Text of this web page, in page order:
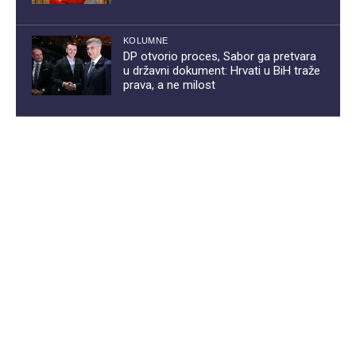
KOLUMNE
DP otvorio proces, Sabor ga pretvara
u državni dokument: Hrvati u BiH traže
prava, a ne milost